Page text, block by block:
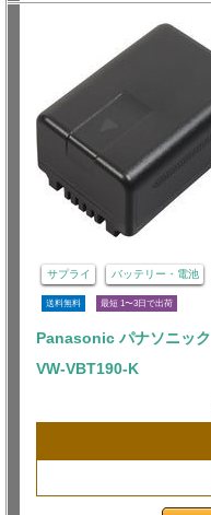
サプライ バッテリー・電池
送料無料 最短 1〜3日で出荷
Panasonic パナソニック
VW-VBT190-K